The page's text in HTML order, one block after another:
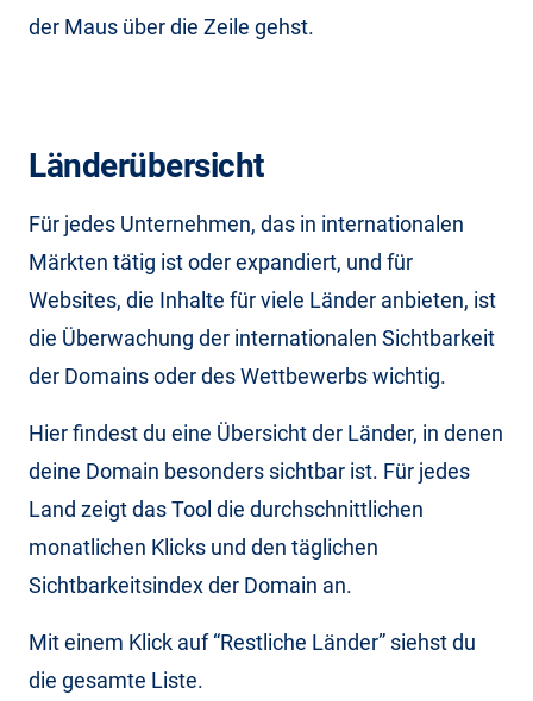
der Maus über die Zeile gehst.
Länderübersicht
Für jedes Unternehmen, das in internationalen
Märkten tätig ist oder expandiert, und für
Websites, die Inhalte für viele Länder anbieten, ist
die Überwachung der internationalen Sichtbarkeit
der Domains oder des Wettbewerbs wichtig.
Hier findest du eine Übersicht der Länder, in denen
deine Domain besonders sichtbar ist. Für jedes
Land zeigt das Tool die durchschnittlichen
monatlichen Klicks und den täglichen
Sichtbarkeitsindex der Domain an.
Mit einem Klick auf “Restliche Länder” siehst du
die gesamte Liste.